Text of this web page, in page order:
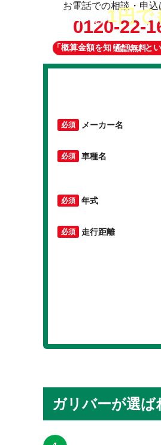
愛車は1円で
「概算金額を知りたい」と
お電話での相談・申込
0120-22-
通話無料
メーカー名
車種名
年式
走行距離
ガリバーが選ば